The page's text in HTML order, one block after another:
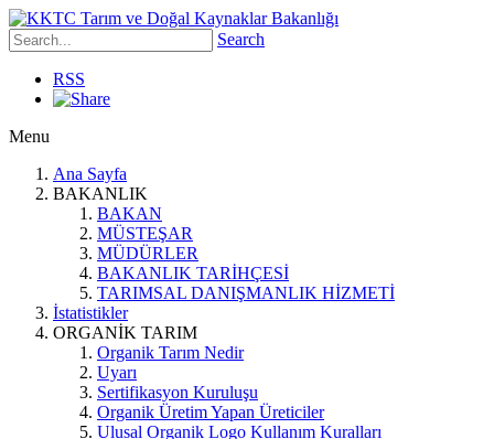
Search
RSS
Menu
Ana Sayfa
BAKANLIK
BAKAN
MÜSTEŞAR
MÜDÜRLER
BAKANLIK TARİHÇESİ
TARIMSAL DANIŞMANLIK HİZMETİ
İstatistikler
ORGANİK TARIM
Organik Tarım Nedir
Uyarı
Sertifikasyon Kuruluşu
Organik Üretim Yapan Üreticiler
Ulusal Organik Logo Kullanım Kuralları